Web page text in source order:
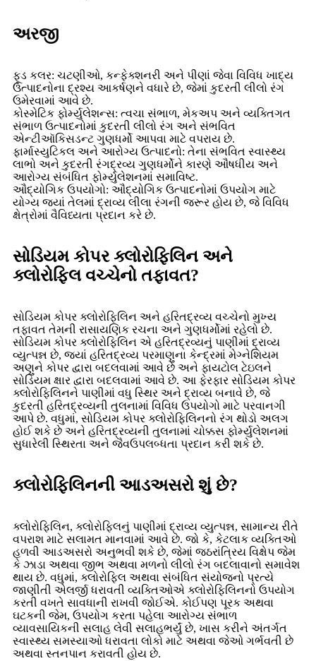
અરજી
ફૂડ કલર: ચટણીઓ, કન્ફેક્શનરી અને પીણાં જેવા વિવિધ ખાદ્ય
ઉત્પાદનોના દ્રશ્ય આકર્ષણને વધારે છે, જેમાં કુદરતી લીલો રંગ
ઉમેરવામાં આવે છે.
કોસ્મેટિક ફોર્મ્યુલેશન્સ: ત્વચા સંભાળ, મેકઅપ અને વ્યક્તિગત
સંભાળ ઉત્પાદનોમાં કુદરતી લીલો રંગ અને સંભવિત
એન્ટીઑકિસડન્ટ ગુણધર્મો આપવા માટે વપરાય છે.
ફાર્માસ્યુટિકલ અને આરોગ્ય ઉત્પાદનો: તેના સંભવિત સ્વાસ્થ્ય
લાભો અને કુદરતી રંગદ્રવ્ય ગુણધર્મોને કારણે ઔષધીય અને
આરોગ્ય સંબંધિત ફોર્મ્યુલેશનમાં સમાવિષ્ટ.
ઔદ્યોગિક ઉપયોગો: ઔદ્યોગિક ઉત્પાદનોમાં ઉપયોગ માટે
યોગ્ય જ્યાં તેલમાં દ્રાવ્ય લીલા રંગની જરૂર હોય છે, જે વિવિધ
ક્ષેત્રોમાં વૈવિધ્યતા પ્રદાન કરે છે.
સોડિયમ કોપર ક્લોરોફિલિન અને
ક્લોરોફિલ વચ્ચેનો તફાવત?
સોડિયમ કોપર ક્લોરોફિલિન અને હરિતદ્રવ્ય વચ્ચેનો મુખ્ય
તફાવત તેમની રાસાયણિક રચના અને ગુણધર્મોમાં રહેલો છે.
સોડિયમ કોપર ક્લોરોફિલિન એ હરિતદ્રવ્યનું પાણીમાં દ્રાવ્ય
વ્યુત્પન્ન છે, જ્યાં હરિતદ્રવ્ય પરમાણુના કેન્દ્રમાં મેગ્નેશિયમ
અણુને કોપર દ્વારા બદલવામાં આવે છે અને ફાયટોલ ટેઇલને
સોડિયમ ક્ષાર દ્વારા બદલવામાં આવે છે. આ ફેરફાર સોડિયમ કોપર
ક્લોરોફિલિનને પાણીમાં વધુ સ્થિર અને દ્રાવ્ય બનાવે છે, જે
કુદરતી હરિતદ્રવ્યની તુલનામાં વિવિધ ઉપયોગો માટે પરવાનગી
આપે છે. વધુમાં, સોડિયમ કોપર ક્લોરોફિલિનનો રંગ થોડો અલગ
હોઈ શકે છે અને હરિતદ્રવ્યની તુલનામાં ચોક્કસ ફોર્મ્યુલેશનમાં
સુધારેલી સ્થિરતા અને જૈવઉપલબ્ધતા પ્રદાન કરી શકે છે.
ક્લોરોફિલિનની આડઅસરો શું છે?
ક્લોરોફિલિન, ક્લોરોફિલનું પાણીમાં દ્રાવ્ય વ્યુત્પન્ન, સામાન્ય રીતે
વપરાશ માટે સલામત માનવામાં આવે છે. જો કે, કેટલાક વ્યક્તિઓ
હળવી આડઅસરો અનુભવી શકે છે, જેમાં જઠરાંત્રિય વિક્ષેપ જેમ
કે ઝાડા અથવા જીભ અથવા મળનો લીલો રંગ બદલાવાનો સમાવેશ
થાય છે. વધુમાં, ક્લોરોફિલ અથવા સંબંધિત સંયોજનો પ્રત્યે
જાણીતી એલર્જી ધરાવતી વ્યક્તિઓએ ક્લોરોફિલિનનો ઉપયોગ
કરતી વખતે સાવધાની રાખવી જોઈએ. કોઈપણ પૂરક અથવા
ઘટકની જેમ, ઉપયોગ કરતા પહેલા આરોગ્ય સંભાળ
વ્યાવસાયિકની સલાહ લેવી સલાહભર્યું છે, ખાસ કરીને અંતર્ગત
સ્વાસ્થ્ય સમસ્યાઓ ધરાવતા લોકો માટે અથવા જેઓ ગર્ભવતી છે
અથવા સ્તનપાન કરાવતી હોય છે.